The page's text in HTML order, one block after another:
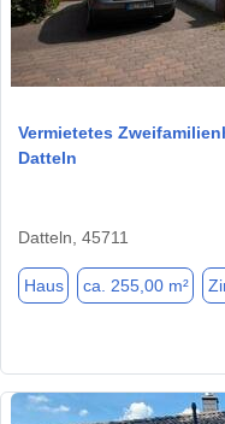
Vermietetes
Datteln
Datteln, 45711
Haus ca. 255,00 m²